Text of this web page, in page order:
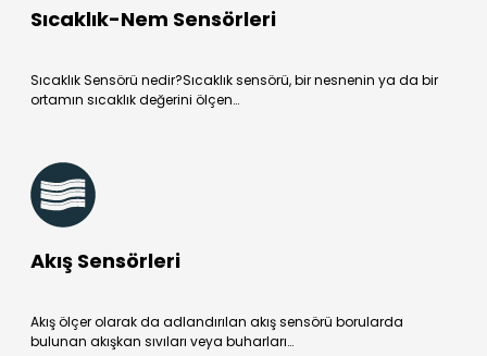
Sıcaklık-Nem Sensörleri
Sıcaklık Sensörü nedir?Sıcaklık sensörü, bir nesnenin ya da bir
ortamın sıcaklık değerini ölçen…
Akış Sensörleri
Akış ölçer olarak da adlandırılan akış sensörü borularda
bulunan akışkan sıvıları veya buharları…